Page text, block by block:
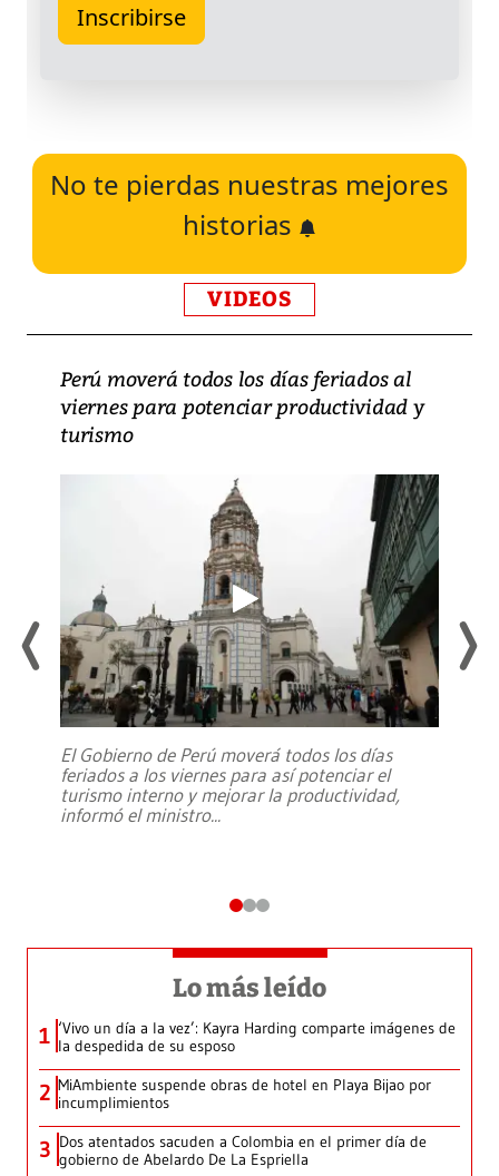
No te pierdas nuestras mejores
historias
VIDEOS
Perú moverá todos los días feriados al
viernes para potenciar productividad y
turismo
El Gobierno de Perú moverá todos los días
feriados a los viernes para así potenciar el
turismo interno y mejorar la productividad,
informó el ministro...
Lo más leído
1 ‘Vivo un día a la vez’: Kayra Harding comparte imágenes de
la despedida de su esposo
2 MiAmbiente suspende obras de hotel en Playa Bijao por
incumplimientos
3 Dos atentados sacuden a Colombia en el primer día de
gobierno de Abelardo De La Espriella